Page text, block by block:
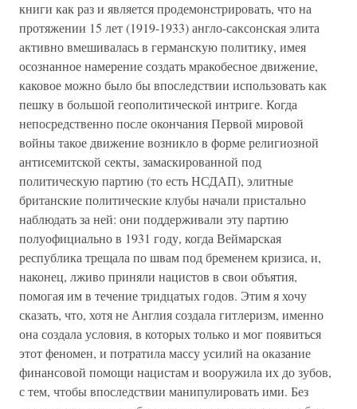
книги как раз и является продемонстрировать, что на
протяжении 15 лет (1919-1933) англо-саксонская элита
активно вмешивалась в германскую политику, имея
осознанное намерение создать мракобесное движение,
каковое можно было бы впоследствии использовать как
пешку в большой геополитической интриге. Когда
непосредственно после окончания Первой мировой
войны такое движение возникло в форме религиозной
антисемитской секты, замаскированной под
политическую партию (то есть НСДАП), элитные
британские политические клубы начали пристально
наблюдать за ней: они поддерживали эту партию
полуофициально в 1931 году, когда Веймарская
республика трещала по швам под бременем кризиса, и,
наконец, лживо приняли нацистов в свои объятия,
помогая им в течение тридцатых годов. Этим я хочу
сказать, что, хотя не Англия создала гитлеризм, именно
она создала условия, в которых только и мог появиться
этот феномен, и потратила массу усилий на оказание
финансовой помощи нацистам и вооружила их до зубов,
с тем, чтобы впоследствии манипулировать ими. Без